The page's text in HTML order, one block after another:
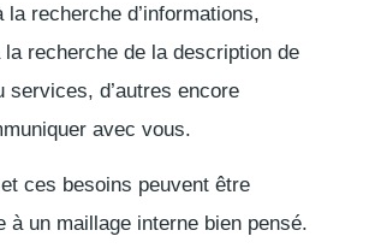
la recherche d’informations,
la recherche de la description de
services, d’autres encore
avec vous.
ces besoins peuvent être
à un maillage interne bien pensé.